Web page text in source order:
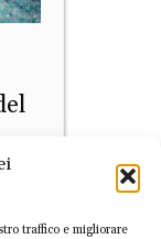
traffico e migliorare